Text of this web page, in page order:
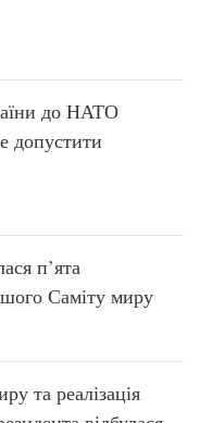
до НАТО
допустити
п’ята
Саміту миру
та реалізація